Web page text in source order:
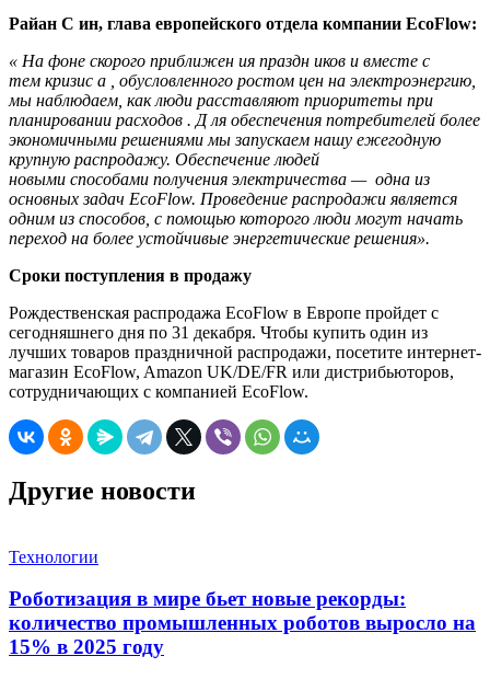
Райан C ин, глава европейского отдела компании EcoFlow:
« На фоне скорого приближен ия праздн иков и вместе с
тем кризис а , обусловленного ростом цен на электроэнергию,
мы наблюдаем, как люди расставляют приоритеты при
планировании расходов . Д ля обеспечения потребителей более
экономичными решениями мы запускаем нашу ежегодную
крупную распродажу. Обеспечение людей
новыми способами получения электричества — одна из
основных задач EcoFlow. Проведение распродажи является
одним из способов, с помощью которого люди могут начать
переход на более устойчивые энергетические решения».
Сроки поступления в продажу
Рождественская распродажа EcoFlow в Европе пройдет с
сегодняшнего дня по 31 декабря. Чтобы купить один из
лучших товаров праздничной распродажи, посетите интернет-
магазин EcoFlow, Amazon UK/DE/FR или дистрибьюторов,
сотрудничающих с компанией EcoFlow.
Другие новости
Технологии
Роботизация в мире бьет новые рекорды:
количество промышленных роботов выросло на
15% в 2025 году